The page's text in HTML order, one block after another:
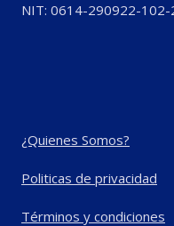
NIT: 0614-290922-102-
¿Quienes Somos?
Politicas de privacidad
Términos y condiciones